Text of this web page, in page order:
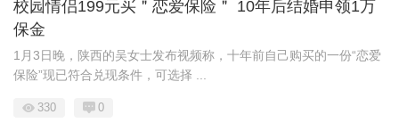
校园情侣199元买＂恋爱保险＂ 10年后结婚申领1万
保金
1月3日晚，陕西的吴女士发布视频称，十年前自己购买的一份“恋爱
保险”现已符合兑现条件，可选择 ...
330 0